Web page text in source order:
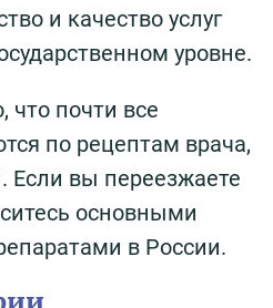
и качество услуг
уровне.
что почти все
по рецептам врача,
Если вы переезжаете
основными
в России.